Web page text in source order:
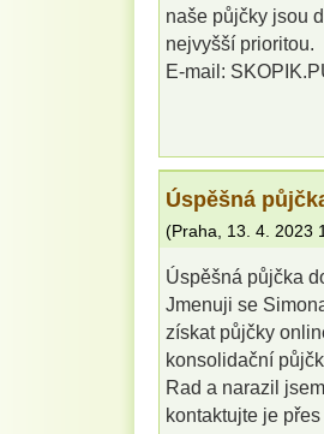
naše půjčky jsou
nejvyšší prioritou.
E-mail:
Úspěšná
(Praha 13. 4. 2023
Úspěšná půjčka
Jmenuji se
získat půjčky
konsolidační
Rad a narazil
kontaktujte je přes